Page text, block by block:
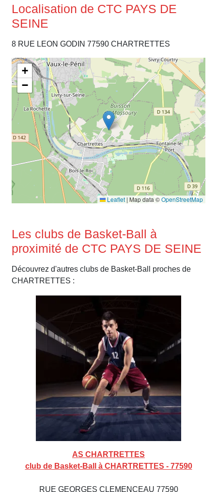
Localisation de CTC PAYS DE
SEINE
8 RUE LEON GODIN 77590 CHARTRETTES
+
−
Leaflet | Map data ©OpenStreetMap
Les clubs de Basket-Ball à
proximité de CTC PAYS DE SEINE
Découvrez d'autres clubs de Basket-Ball proches de
CHARTRETTES :
AS CHARTRETTES
club de Basket-Ball à CHARTRETTES - 77590
RUE GEORGES CLEMENCEAU 77590